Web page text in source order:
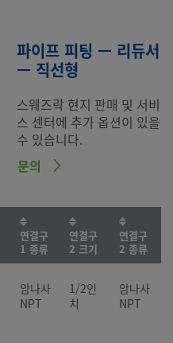
파이프 피팅 — 리듀서
— 직선형
스웨즈락 현지 판매 및 서비
스 센터에 추가 옵션이 있을
수 있습니다.
문의
연결구
1 종류
연결구
2 크기
연결구
2 종류
암나사
NPT
1/2인
치
암나사
NPT